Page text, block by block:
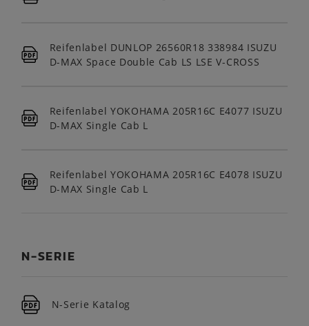
Reifenlabel DUNLOP 26560R18 338984 ISUZU
D-MAX Space Double Cab LS LSE V-CROSS
Reifenlabel YOKOHAMA 205R16C E4077 ISUZU
D-MAX Single Cab L
Reifenlabel YOKOHAMA 205R16C E4078 ISUZU
D-MAX Single Cab L
N-SERIE
N-Serie Katalog